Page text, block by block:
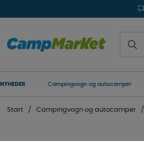
NYHEDER Campingvogn og autocamper
Start Campingvogn og autocamper